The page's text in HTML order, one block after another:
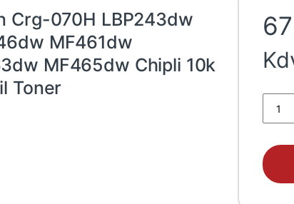
Crg-070H LBP243dw
MF461dw
MF465dw Chipli 10k
Toner